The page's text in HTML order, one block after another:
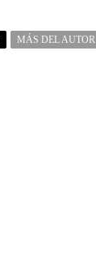
MÁS DEL AUTOR